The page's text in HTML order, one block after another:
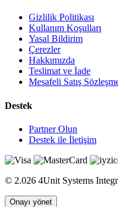
Gizlilik Politikası
Kullanım Koşulları
Yasal Bildirim
Çerezler
Hakkımızda
Teslimat ve İade
Mesafeli Satış
Destek
Partner Olun
Destek ile İletişim
© 2.026 4Unit Systems
Onayı yönet